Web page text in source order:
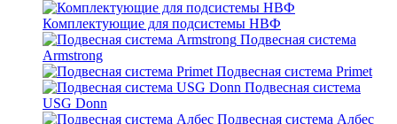
Комплектующие для подсистемы НВФ
Подвесная система
Armstrong
Подвесная система Primet
Подвесная система
USG Donn
Подвесная система Албес